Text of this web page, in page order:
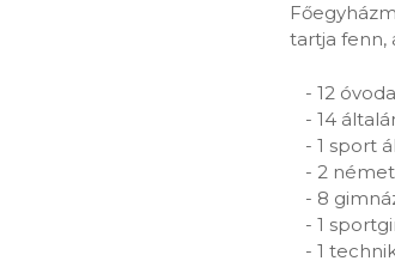
tartja fenn,
12
14
1 sport
2
8
1
1